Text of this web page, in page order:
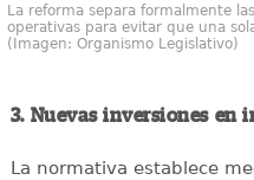
La reforma separa formalmente
operativas para evitar que una
(Imagen: Organismo Legislativo)
3. Nuevas inversiones en
La normativa establece